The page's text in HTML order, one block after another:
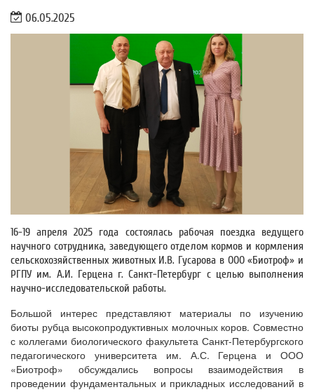
06.05.2025
16-19 апреля 2025 года состоялась рабочая поездка ведущего
научного сотрудника, заведующего отделом кормов и кормления
сельскохозяйственных животных И.В. Гусарова в ООО «Биотроф» и
РГПУ им. А.И. Герцена г. Санкт-Петербург с целью выполнения
научно-исследовательской работы.
Большой интерес представляют материалы по изучению
биоты рубца высокопродуктивных молочных коров. Совместно
с коллегами биологического факультета Санкт-Петербургского
педагогического университета им. А.С. Герцена и ООО
«Биотроф» обсуждались вопросы взаимодействия в
проведении фундаментальных и прикладных исследований в